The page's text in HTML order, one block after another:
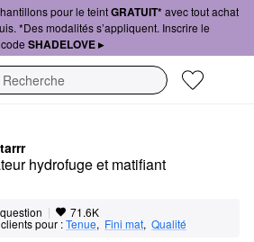
pour le teintGRATUIT*avec tout achat
*Des modalités s’appliquent. Inscrire le
code SHADELOVE ▸
hydrofuge et matifiant
| 71.6K
pour :Tenue, Fini mat, Qualité